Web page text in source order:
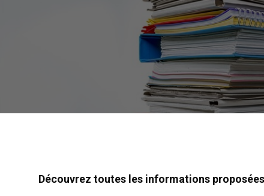
Découvrez toutes les informations